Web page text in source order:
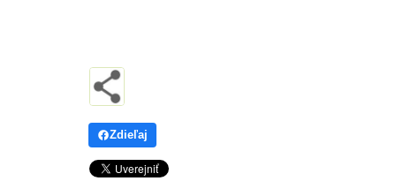
Zdieľaj